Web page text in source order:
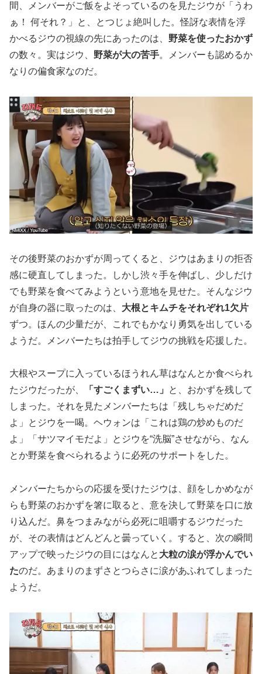
間、メンバーがご飯をよそっているのを見たジウが「うわ
ぁ！ 何それ？」と、とつじょ絶叫した。怪訝な表情を浮
かべるジウの視線の先にあったのは、 野菜を使ったおかず
の数々。実はジウ、 野菜が大の苦手。メンバーも認めるか
なりの偏食家なのだ。
その後野菜のおかずが周ってくると、ジウはあまりの拒否
感に硬直してしまった。しかし渋々手を伸ばし、少しだけ
でも野菜を食べてみようという意地を見せた。そんなジウ
が自身の器に取ったのは、 大根とキムチをそれぞれ1欠片
ずつ。ほんの少量だが、これでもかなり勇気を出している
ようだ。メンバーたちは拍手してジウの挑戦を応援した。
大根やスープに入っているほうれん草はなんとか食べられ
たジウだったが、
「すごくまずい…」
と、おかずを残して
しまった。それを見たメンバーたちは「残しちゃだめだ
よ」とジウを一喝。ヘウォンは「これは鶏の炒めものだ
よ」「サツマイモだよ」とジウを“洗脳”させながら、なん
とか野菜を食べられるように必死のサポートをした。
メンバーたちからの応援を受けたジウは、顔をしかめなが
らも野菜のおかずを箸に取ると、意を決して野菜を口に放
り込んだ。鼻をつまみながら必死に咀嚼するジウだった
が、その表情はどんどんと曇っていく。すると、次の瞬間
アップで映ったジウの目にはなんと 大粒の涙が浮かんでい
たのだ。あまりのまずさとつらさに涙があふれてしまった
ようだ。